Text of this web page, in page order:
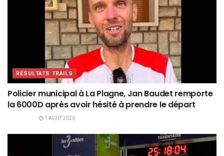
RÉSULTATS TRAILS
Policier municipal à La Plagne, Jan Baudet remporte
la 6000D après avoir hésité à prendre le départ
1 AOÛT 2026